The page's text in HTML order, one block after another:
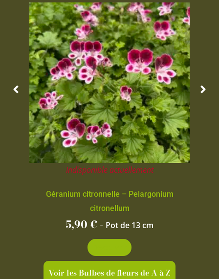
Indisponible actuellement
Géranium citronnelle – Pelargonium
citronellum
5,90€ - Pot de 13 cm
Voir les Bulbes de fleurs de A à Z